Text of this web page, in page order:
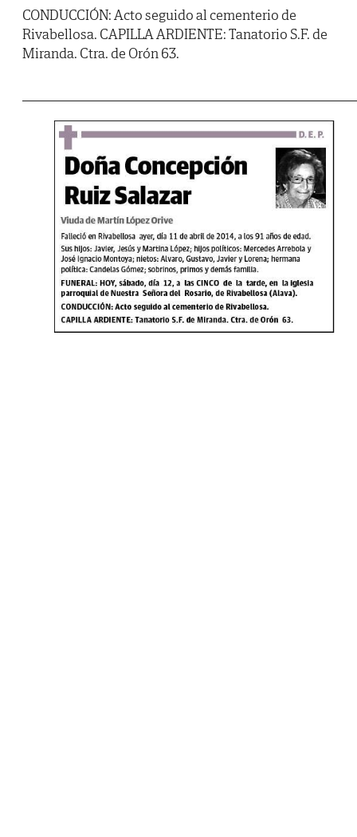
CONDUCCIÓN: Acto seguido al cementerio de
Rivabellosa. CAPILLA ARDIENTE: Tanatorio S.F. de
Miranda. Ctra. de Orón 63.